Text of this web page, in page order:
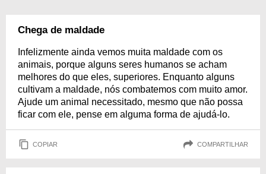
Chega de maldade
Infelizmente ainda vemos muita maldade com os
animais, porque alguns seres humanos se acham
melhores do que eles, superiores. Enquanto alguns
cultivam a maldade, nós combatemos com muito amor.
Ajude um animal necessitado, mesmo que não possa
ficar com ele, pense em alguma forma de ajudá-lo.
COPIAR COMPARTILHAR